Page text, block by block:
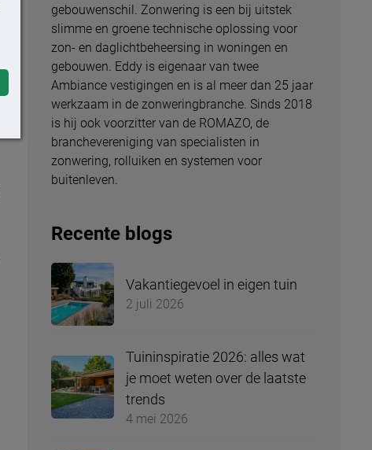
gebouwenschil. Zonwering is een bij uitstek
slimme en groene technische oplossing voor
zon- en daglichtbeheersing in woningen en
gebouwen. Eddy is eigenaar van twee
Ambiance vestigingen en is al meer dan 25 jaar
werkzaam in de zonweringbranche. Sinds 2018
is hij ook voorzitter van de ROMAZO, de
branchevereniging van specialisten in
zonwering, rolluiken en systemen voor
buitenleven.
Recente blogs
Vakantiegevoel in eigen tuin
2 juli 2026
Tuininspiratie 2026: alles wat
je moet weten over de laatste
trends
4 mei 2026